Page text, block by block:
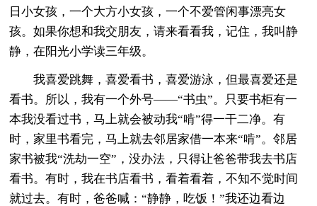
日小女孩，一个大方小女孩，一个不爱管闲事漂亮女
孩。如果你想和我交朋友，请来看看我，记住，我叫静
静，在阳光小学读三年级。
我喜爱跳舞，喜爱看书，喜爱游泳，但最喜爱还是
看书。所以，我有一个外号——“书虫”。只要书柜有一
本我没看过书，马上就会被动我“啃”得一干二净。有
时，家里书看完，马上就去邻居家借一本来“啃”。邻居
家书被我“洗劫一空”，没办法，只得让爸爸带我去书店
看书。有时，我在书店看书，看着看着，不知不觉时间
就过去。有时，爸爸喊：“静静，吃饭！”我还边看边